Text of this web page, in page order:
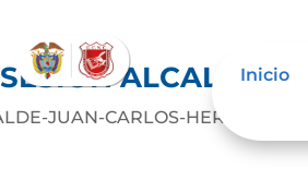
Inicio
ALCALDE
JUAN-CARLOS-